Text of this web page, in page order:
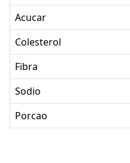
Acucar
Colesterol
Fibra
Sodio
Porcao